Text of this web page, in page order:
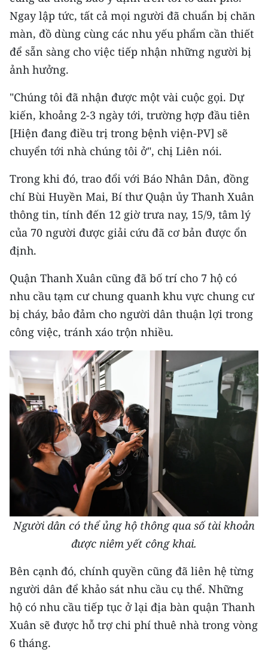
Ngay lập tức, tất cả mọi người đã chuẩn bị chăn
màn, đồ dùng cùng các nhu yếu phẩm cần thiết
để sẵn sàng cho việc tiếp nhận những người bị
ảnh hưởng.
"Chúng tôi đã nhận được một vài cuộc gọi. Dự
kiến, khoảng 2-3 ngày tới, trường hợp đầu tiên
[Hiện đang điều trị trong bệnh viện-PV] sẽ
chuyển tới nhà chúng tôi ở", chị Liên nói.
Trong khi đó, trao đổi với Báo Nhân Dân, đồng
chí Bùi Huyền Mai, Bí thư Quận ủy Thanh Xuân
thông tin, tính đến 12 giờ trưa nay, 15/9, tâm lý
của 70 người được giải cứu đã cơ bản được ổn
định.
Quận Thanh Xuân cũng đã bố trí cho 7 hộ có
nhu cầu tạm cư chung quanh khu vực chung cư
bị cháy, bảo đảm cho người dân thuận lợi trong
công việc, tránh xáo trộn nhiều.
Người dân có thể ủng hộ thông qua số tài khoản
được niêm yết công khai.
Bên cạnh đó, chính quyền cũng đã liên hệ từng
người dân để khảo sát nhu cầu cụ thể. Những
hộ có nhu cầu tiếp tục ở lại địa bàn quận Thanh
Xuân sẽ được hỗ trợ chi phí thuê nhà trong vòng
6 tháng.